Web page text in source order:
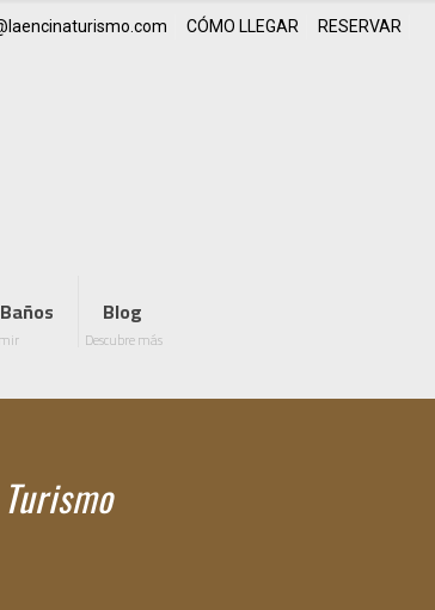
CÓMO LLEGAR RESERVAR
Blog
Descubre más